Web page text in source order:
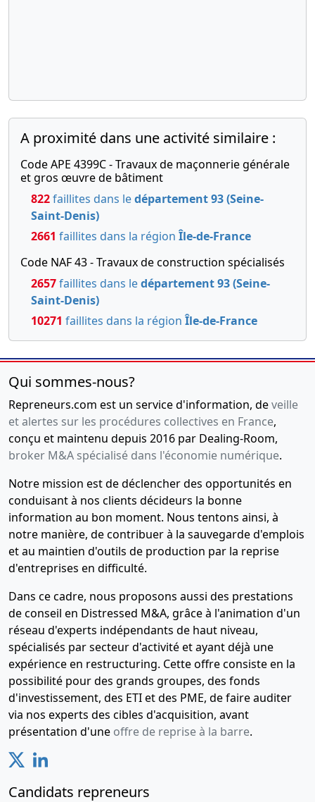
A proximité dans une activité similaire :
Code APE 4399C - Travaux de maçonnerie générale
et gros œuvre de bâtiment
822faillites dans ledépartement 93 (Seine-
Saint-Denis)
2661 faillites dans la région Île-de-France
Code NAF 43 - Travaux de construction spécialisés
2657faillites dans ledépartement 93 (Seine-
Saint-Denis)
10271 faillites dans la région Île-de-France
Qui sommes-nous?
Repreneurs.com est un service d'information, deveille
et alertes sur les procédures collectives en France,
conçu et maintenu depuis 2016 par Dealing-Room,
broker M&A spécialisé dans l'économie numérique.
Notre mission est de déclencher des opportunités en
conduisant à nos clients décideurs la bonne
information au bon moment. Nous tentons ainsi, à
notre manière, de contribuer à la sauvegarde d'emplois
et au maintien d'outils de production par la reprise
d'entreprises en difficulté.
Dans ce cadre, nous proposons aussi des prestations
de conseil en Distressed M&A, grâce à l'animation d'un
réseau d'experts indépendants de haut niveau,
spécialisés par secteur d'activité et ayant déjà une
expérience en restructuring. Cette offre consiste en la
possibilité pour des grands groupes, des fonds
d'investissement, des ETI et des PME, de faire auditer
via nos experts des cibles d'acquisition, avant
présentation d'une offre de reprise à la barre.
Candidats repreneurs